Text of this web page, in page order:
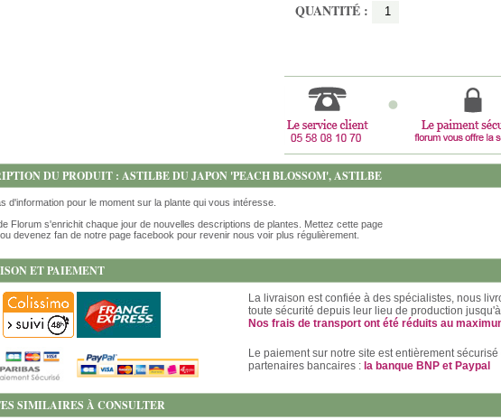
QUANTITÉ :
DU PRODUIT : ASTILBE DU JAPON 'PEACH BLOSSOM', ASTILBE
d'information pour le moment sur la plante qui vous intéresse.
Florum s'enrichit chaque jour de nouvelles descriptions de plantes. Mettez cette page
devenez fan de notre page facebook pour revenir nous voir plus régulièrement.
ET PAIEMENT
La livraison est confiée à des spécialistes, nous
toute sécurité depuis leur lieu de production
Nos frais de transport ont été réduits au
Le paiement sur notre site est entièrement
partenaires bancaires : la banque BNP et Paypal
SIMILAIRES À CONSULTER